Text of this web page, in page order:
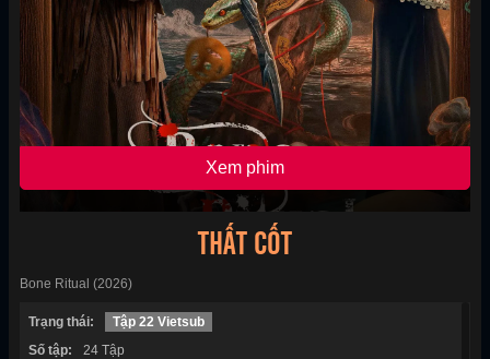
Xem phim
THẤT CỐT
Bone Ritual (2026)
Trạng thái:
Tập 22 Vietsub
Số tập:
24 Tập